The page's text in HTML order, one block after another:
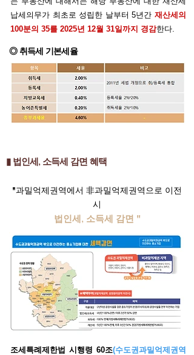
납세의무가 최초로 성립한 날부터 5년간 재산세의
100분의 35를 2025년 12월 31일까지 경감한다.
◎ 취득세 기본세율
▮ 법인세, 소득세 감면 혜택
"과밀억제권역에서 非과밀억제권역으로 이전
시
법인세, 소득세 감면 "
조세특례제한법 시행령 60조(수도권과밀억제권역